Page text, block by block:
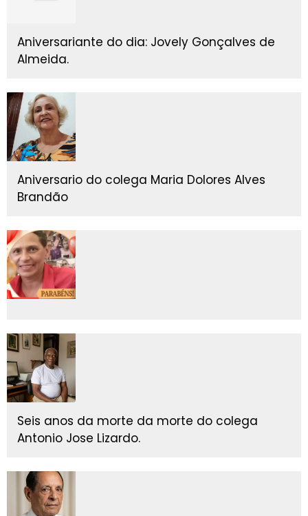
Aniversariante do dia: Jovely Gonçalves de
Almeida.
Aniversario do colega Maria Dolores Alves
Brandão
Seis anos da morte da morte do colega
Antonio Jose Lizardo.